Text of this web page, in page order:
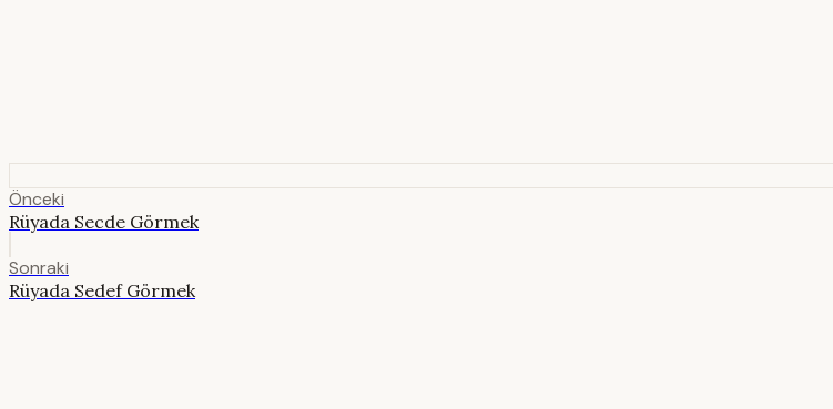
Önceki
Rüyada Secde Görmek
Sonraki
Rüyada Sedef Görmek